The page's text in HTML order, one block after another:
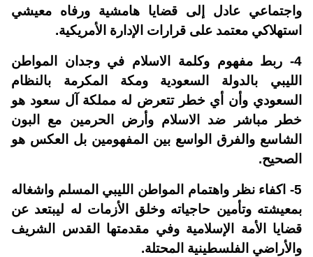
واجتماعي عادل إلى قضايا هامشية ورفاه معيشي
استهلاكي معتمد على قرارات الإدارة الأمريكية.
4- ربط مفهوم وكلمة الاسلام في وجدان المواطن
الليبي بالدولة السعودية ومكة المكرمة بالنظام
السعودي وأن أي خطر تتعرض له مملكة آل سعود هو
خطر مباشر ضد الاسلام وأرض الحرمين مع البون
الشاسع والفرق الواسع بين المفهومين بل العكس هو
الصحيح.
5- اكفاء نظر واهتمام المواطن الليبي المسلم واشغاله
بمعيشته وتأمين حاجياته وخلق الأزمات له ليبتعد عن
قضايا الأمة الإسلامية وفي مقدمتها القدس الشريف
والأراضي الفلسطينية المحتلة.